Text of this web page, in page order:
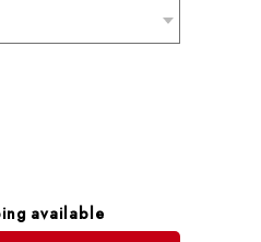
available